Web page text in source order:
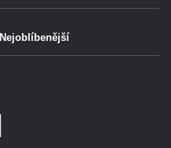
Nejoblíbenější